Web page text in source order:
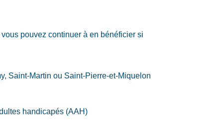
vous pouvez continuer à en bénéficier si
Saint-Martin ou Saint-Pierre-et-Miquelon
handicapés (AAH)